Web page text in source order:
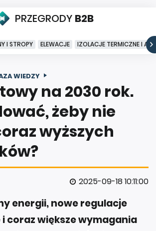
PRZEGRODY B2B
I STROPY ELEWACJE IZOLACJE TERMICZNE I
WIEDZY
na 2030 rok.
żeby nie
wyższych
2025-09-18 10:11:00
energii, nowe regulacje
coraz większe wymagania